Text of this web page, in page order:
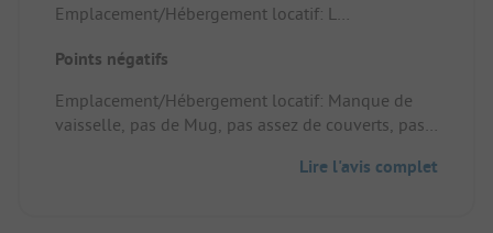
Emplacement/Hébergement locatif: L
Points négatifs
Emplacement/Hébergement locatif: Manque de
vaisselle, pas de Mug, pas assez de couverts, pas
Lire l'avis complet